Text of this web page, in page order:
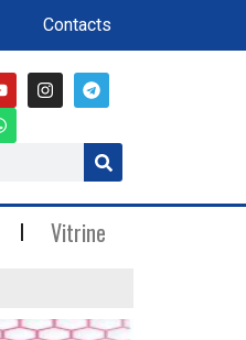
Contacts
Vitrine